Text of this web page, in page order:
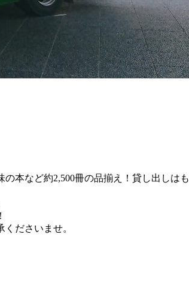
の本など約2,500冊の品揃え！貸し出しは
ださいませ。